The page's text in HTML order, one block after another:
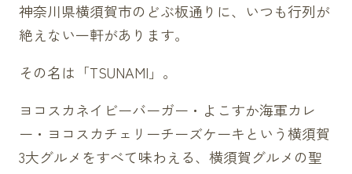
神奈川県横須賀市のどぶ板通りに、いつも行列が
絶えない一軒があります。
その名は「TSUNAMI」。
ヨコスカネイビーバーガー・よこすか海軍カレ
ー・ヨコスカチェリーチーズケーキという横須賀
3大グルメをすべて味わえる、横須賀グルメの聖